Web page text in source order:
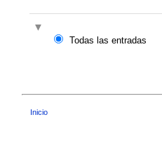
Todas las entradas
Inicio